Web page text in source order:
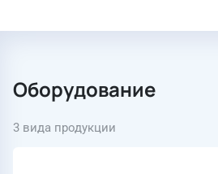
Оборудование
3 вида продукции